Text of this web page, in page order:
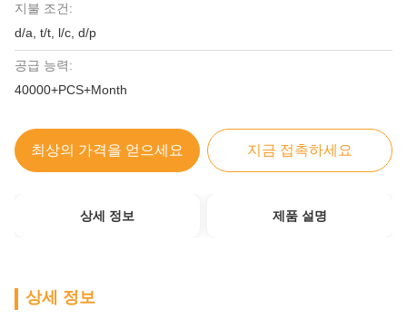
지불 조건:
d/a, t/t, l/c, d/p
공급 능력:
40000+PCS+Month
최상의 가격을 얻으세요 지금 접촉하세요
상세 정보 제품 설명
상세 정보